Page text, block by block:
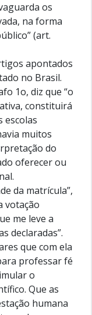
os
na forma
(art.
apontados
no Brasil.
1o, diz que “o
constituirá
escolas
muitos
do
oferecer ou
da matrícula”,
votação
me leve a
declaradas”.
que com ela
professar fé
o
Que as
humana